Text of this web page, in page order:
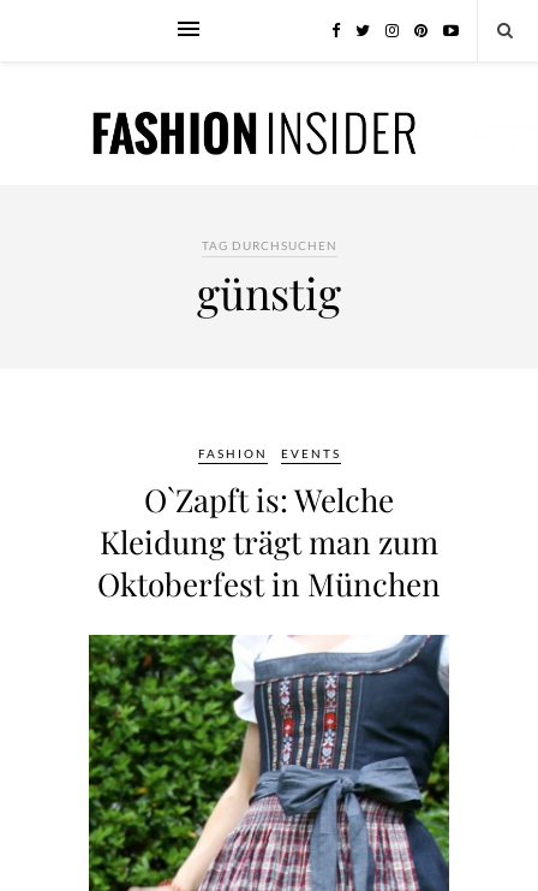
TAG DURCHSUCHEN
günstig
FASHION EVENTS
O`Zapft is: Welche
Kleidung trägt man zum
Oktoberfest in München